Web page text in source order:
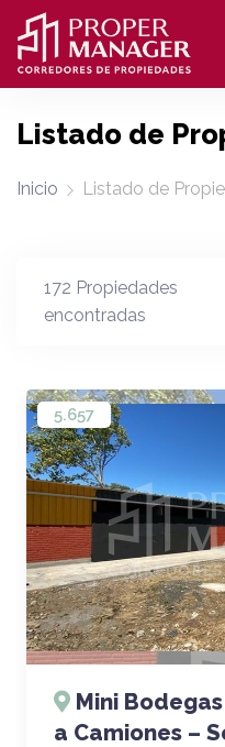
Listado de
Inicio Listado de
172 Propiedades
encontradas
5.657
Mini
a Camiones –